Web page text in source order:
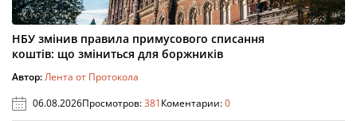
НБУ змінив правила примусового списання
коштів: що зміниться для боржників
Автор:Лента от Протокола
06.08.2026Просмотров:381Коментарии:0